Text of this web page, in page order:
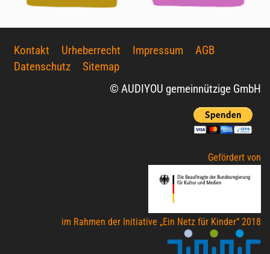
Kontakt Urheberrecht Impressum
AGB
Datenschutz
Sitemap
© AUDIYOU gemeinnützige GmbH
Gefördert von
im Rahmen der Initiative „Ein Netz für Kinder“ 2018